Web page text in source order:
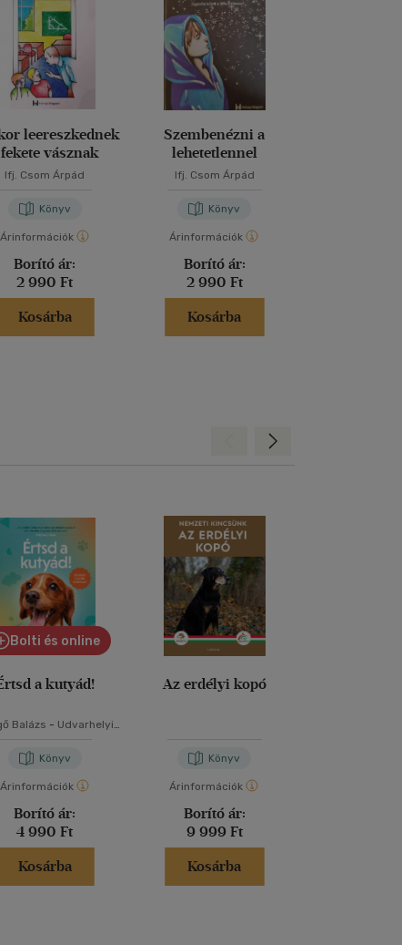
leereszkednek
vásznak
Ifj. Csom Árpád
Könyv
Árinformációk
Borító ár:
2 990 Ft
Kosárba
Szembenézni a
lehetetlennel
Ifj. Csom Árpád
Könyv
Árinformációk
Borító ár:
2 990 Ft
Kosárba
Bolti és online
a kutyád!
Balázs - Udvarhelyi-
Könyv
Árinformációk
Borító ár:
4 990 Ft
Kosárba
Az erdélyi kopó
Könyv
Árinformációk
Borító ár:
9 999 Ft
Kosárba
Előre